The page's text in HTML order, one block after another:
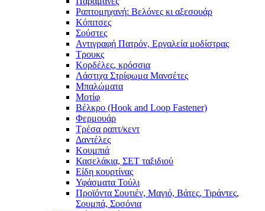
Ραπτομηχανή: Βελόνες κι αξεσουάρ
Κόπιτσες
Σούστες
Αντιγραφή Πατρόν, Εργαλεία μοδίστρας
Τρουκς
Κορδέλες, κρόσσια
Λάστιχα Στρίφωμα Μανσέτες
Μπαλώματα
Mοτίφ
Βέλκρο (Hook and Loop Fastener)
Φερμουάρ
Τρέσα ραπτ/κεντ
Δαντέλες
Κουμπιά
Κασελάκια, ΣΕΤ ταξιδιού
Είδη κουρτίνας
Υφάσματα Τούλι
Προϊόντα Σουτιέν, Μαγιό, Βάτες, Τιράντες,
Σουμπά, Σοσόνια